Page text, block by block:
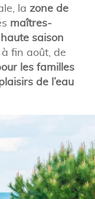
la zone de
maîtres-
haute saison
fin août, de
les familles
de l’eau